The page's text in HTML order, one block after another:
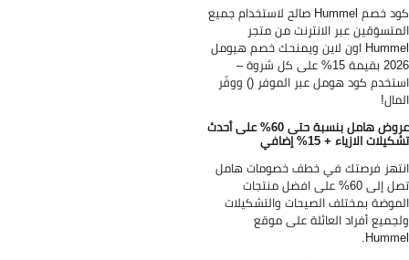
كود خصم Hummel صالح لاستخدام جميع
عبر الانترنت من متجر
Hummel اون لاين ويمنحك خصم هيومل
2026 بقيمة 15% على كل شروة –
كود هومل عبر الموفر () ووفّر
عروض هامل بنسبة حتى 60% على أحدث
الازياء + 15% إضافي
فرصتك في خطف خصومات هامل
تصل إلى 60% على افضل منتجات
بمختلف الصيحات والتشكيلات
أفراد العائلة على موقع